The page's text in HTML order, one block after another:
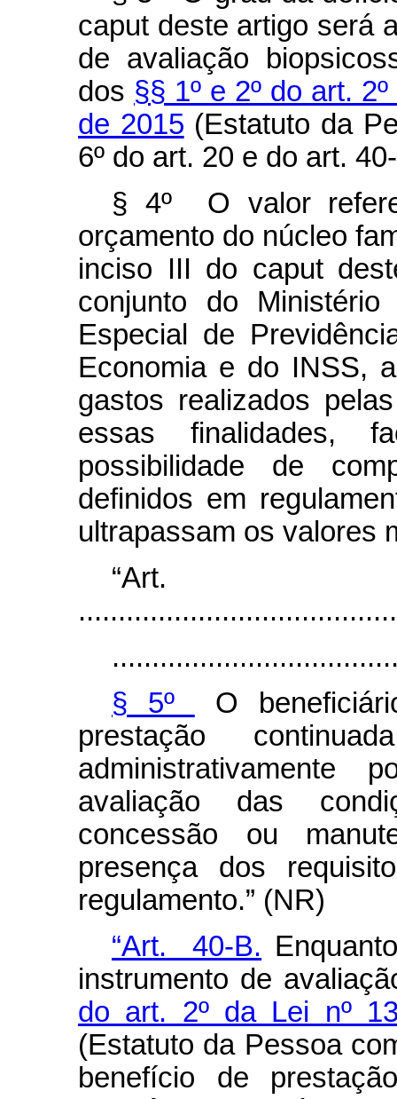
caput deste artigo será
de avaliação
dos §§ 1º e 2º do art.
de 2015 (Estatuto da
6º do art. 20 e do art.
§ 4º O valor
orçamento do núcleo
inciso III do caput
conjunto do
Especial de
Economia e do INSS,
gastos realizados
essas finalidades,
possibilidade de
definidos em
ultrapassam os valores
§ 5º
O
prestação
administrativamente
avaliação das
concessão ou
presença dos
regulamento.” (NR)
“Art. 40-B.
instrumento de
do art. 2º da Lei nº
(Estatuto da Pessoa
benefício de